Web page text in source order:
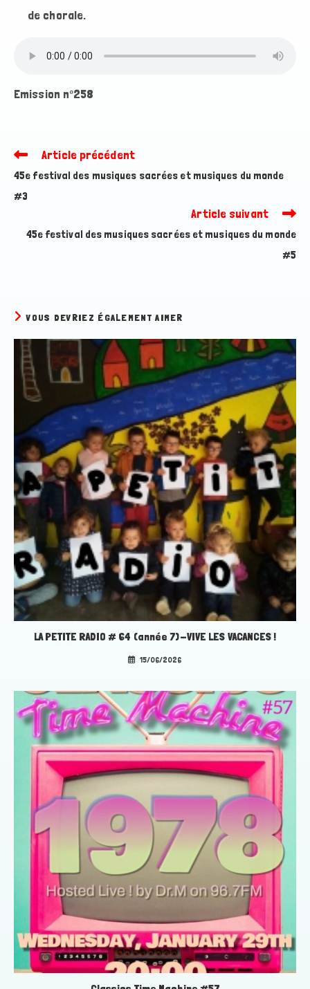
de chorale.
Emission n°258
Read
articles
Article précédent
45e festival des musiques sacrées et musiques du monde
#3
Article suivant
45e festival des musiques sacrées et musiques du monde
#5
VOUS DEVRIEZ ÉGALEMENT AIMER
LA PETITE RADIO # 64 (année 7)-VIVE LES VACANCES !
15/06/2026